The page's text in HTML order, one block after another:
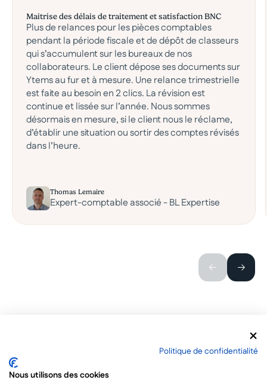
Politique de confidentialité
Nous utilisons des cookies
Maitrise des délais de traitement et satisfaction BNC
Plus de relances pour les pièces comptables
pendant la période fiscale et de dépôt de classeurs
qui s’accumulent sur les bureaux de nos
collaborateurs. Le client dépose ses documents sur
Ytems au fur et à mesure. Une relance trimestrielle
est faite au besoin en 2 clics. La révision est
continue et lissée sur l’année. Nous sommes
désormais en mesure, si le client nous le réclame,
d’établir une situation ou sortir des comptes révisés
dans l’heure.
Thomas Lemaire
Expert-comptable associé - BL Expertise